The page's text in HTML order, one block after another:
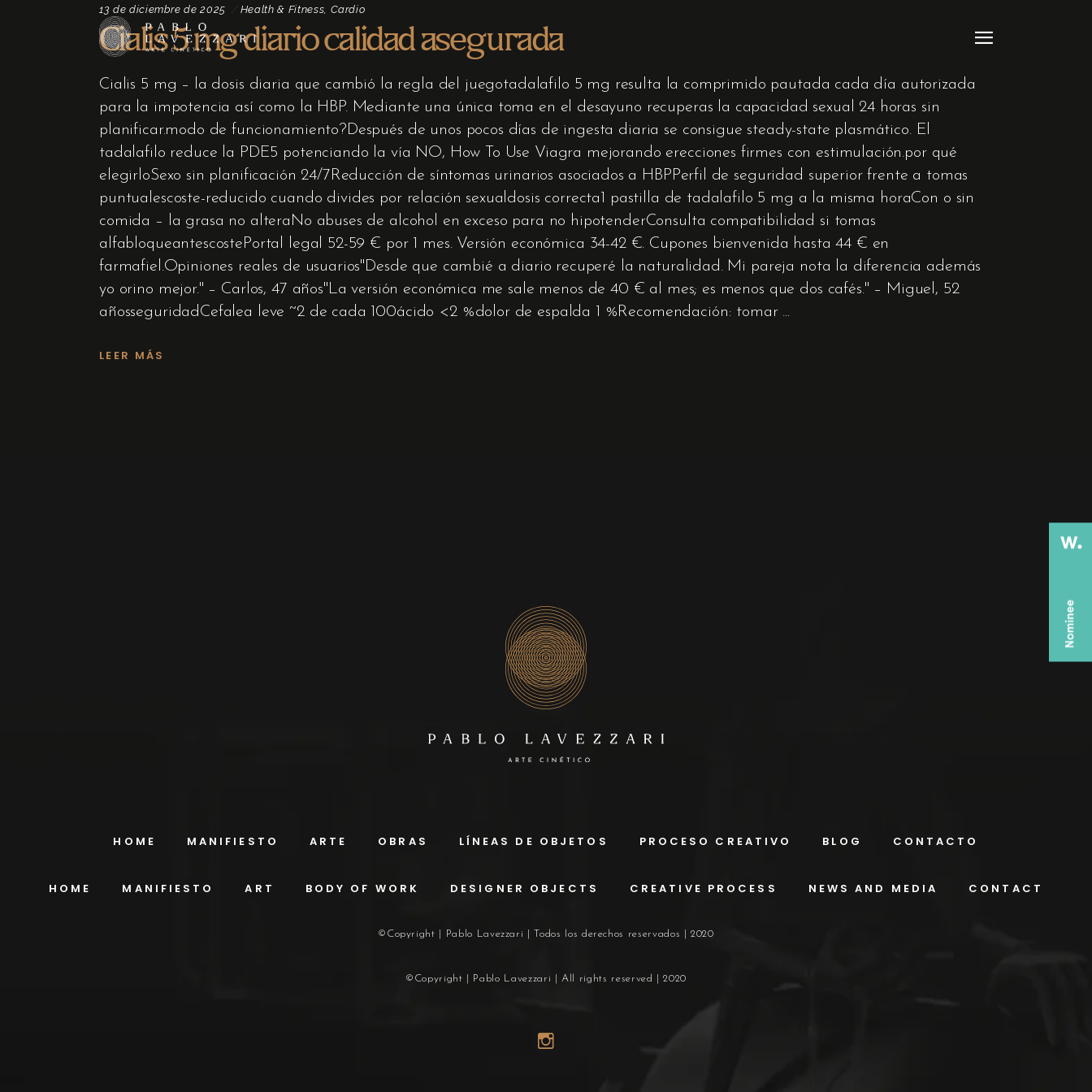
13 de diciembre de 2025 Health & Fitness, Cardio
Cialis 5 mg diario calidad asegurada
Cialis 5 mg – la dosis diaria que cambió la regla del juegotadalafilo 5 mg resulta la comprimido pautada cada día autorizada
para la impotencia así como la HBP. Mediante una única toma en el desayuno recuperas la capacidad sexual 24 horas sin
planificar.modo de funcionamiento?Después de unos pocos días de ingesta diaria se consigue steady-state plasmático. El
tadalafilo reduce la PDE5 potenciando la vía NO, How To Use Viagra mejorando erecciones firmes con estimulación.por qué
elegirloSexo sin planificación 24/7Reducción de síntomas urinarios asociados a HBPPerfil de seguridad superior frente a tomas
puntualescoste-reducido cuando divides por relación sexualdosis correcta1 pastilla de tadalafilo 5 mg a la misma horaCon o sin
comida – la grasa no alteraNo abuses de alcohol en exceso para no hipotenderConsulta compatibilidad si tomas
alfabloqueantescostePortal legal 52-59 € por 1 mes. Versión económica 34-42 €. Cupones bienvenida hasta 44 € en
farmafiel.Opiniones reales de usuarios"Desde que cambié a diario recuperé la naturalidad. Mi pareja nota la diferencia además
yo orino mejor." – Carlos, 47 años"La versión económica me sale menos de 40 € al mes; es menos que dos cafés." – Miguel, 52
añosseguridadCefalea leve ~2 de cada 100ácido <2 %dolor de espalda 1 %Recomendación: tomar
LEER MÁS
HOME MANIFIESTO ARTE OBRAS LÍNEAS DE OBJETOS PROCESO CREATIVO BLOG CONTACTO
HOME MANIFIESTO ART BODY OF WORK DESIGNER OBJECTS CREATIVE PROCESS NEWS AND MEDIA CONTACT
©Copyright | Pablo Lavezzari | Todos los derechos reservados | 2020
©Copyright | Pablo Lavezzari | All rights reserved | 2020